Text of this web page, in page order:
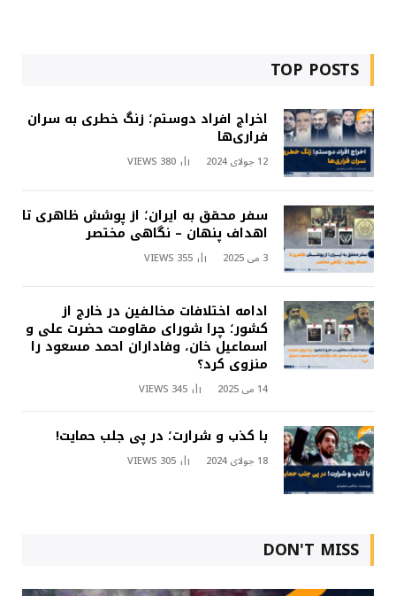
TOP POSTS
اخراج افراد دوستم؛ زنگ خطری به سران
فراری‌ها
12 جولای 2024 380
VIEWS
سفر محقق به ایران؛ از پوشش ظاهری تا
اهداف پنهان – نگاهی مختصر
3 می 2025 355
VIEWS
ادامه اختلافات مخالفین در خارج از
کشور؛ چرا شورای مقاومت حضرت علی و
اسماعیل خان، وفاداران احمد مسعود را
منزوی کرد؟
14 می 2025 345
VIEWS
با کذب و شرارت؛ در پی جلب حمایت!
18 جولای 2024 305
VIEWS
DON'T MISS